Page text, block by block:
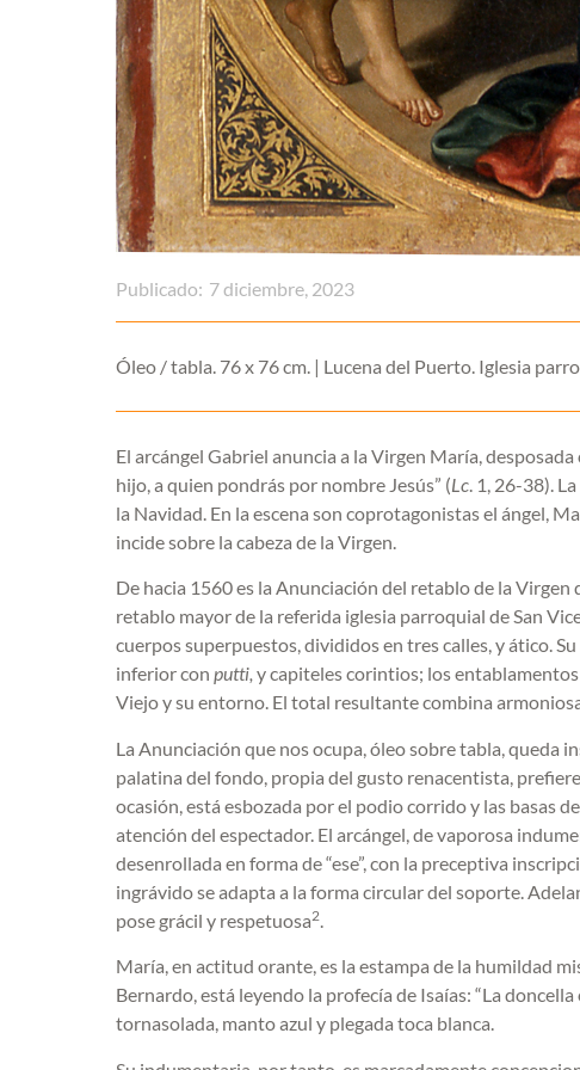
Publicado: 7 diciembre, 2023
Óleo / tabla. 76 x 76 cm. | Lucena del Puerto. Iglesia
El arcángel Gabriel anuncia a la Virgen María,
hijo, a quien pondrás por nombre Jesús” (Lc. 1, 26-38).
la Navidad. En la escena son coprotagonistas el ángel,
incide sobre la cabeza de la Virgen.
De hacia 1560 es la Anunciación del retablo de la
retablo mayor de la referida iglesia parroquial de San
cuerpos superpuestos, divididos en tres calles, y ático.
inferior con putti, ycapiteles corintios; los
Viejo y su entorno. El total resultante combina
La Anunciación que nos ocupa, óleo sobre tabla, queda
palatina del fondo, propia del gusto renacentista,
ocasión, está esbozada por el podio corrido y las basas
atención del espectador. El arcángel, de vaporosa
desenrollada en forma de “ese”, con la preceptiva
ingrávido se adapta a la forma circular del soporte.
pose grácil y respetuosa2
María, en actitud orante, es la estampa de la humildad
Bernardo, está leyendo la profecía de Isaías: “La
tornasolada, manto azul y plegada toca blanca.